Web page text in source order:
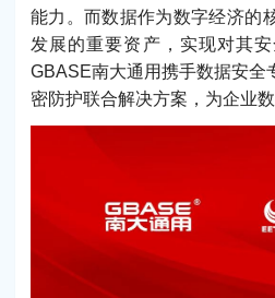
能力。而数据作为数字经济的
发展的重要资产，实现对其
GBASE南大通用携手数据安全
密防护联合解决方案，为企业